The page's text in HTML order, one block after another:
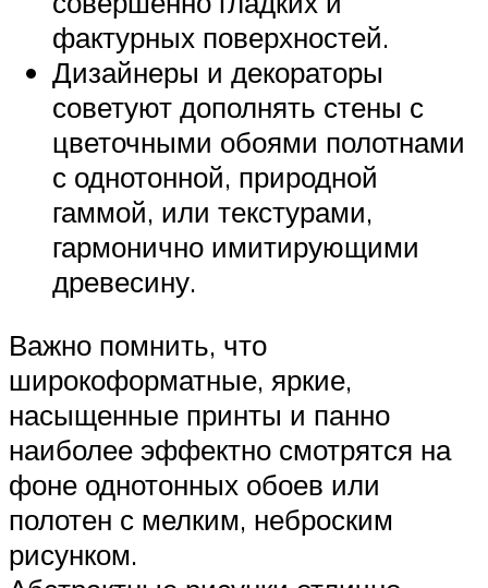
фактурных поверхностей.
Дизайнеры и декораторы
советуют дополнять стены с
цветочными обоями полотнами
с однотонной, природной
гаммой, или текстурами,
гармонично имитирующими
древесину.
Важно помнить, что
широкоформатные, яркие,
насыщенные принты и панно
наиболее эффектно смотрятся на
фоне однотонных обоев или
полотен с мелким, неброским
рисунком.